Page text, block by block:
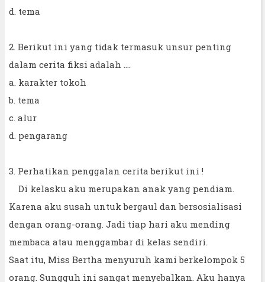
d. tema
2. Berikut ini yang tidak termasuk unsur penting
dalam cerita fiksi adalah ....
a. karakter tokoh
b. tema
c. alur
d. pengarang
3. Perhatikan penggalan cerita berikut ini !
Di kelasku aku merupakan anak yang pendiam.
Karena aku susah untuk bergaul dan bersosialisasi
dengan orang-orang. Jadi tiap hari aku mending
membaca atau menggambar di kelas sendiri.
Saat itu, Miss Bertha menyuruh kami berkelompok 5
orang. Sungguh ini sangat menyebalkan. Aku hanya